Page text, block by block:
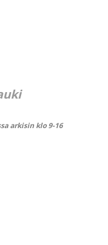
arkisin klo 9-16